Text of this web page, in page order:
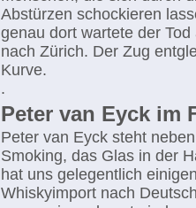
Abstürzen schockieren
genau dort wartete der
nach Zürich. Der Zug
Kurve.
.
Peter van Eyck im
Peter van Eyck steht
Smoking, das Glas in der
hat uns gelegentlich
Whiskyimport nach